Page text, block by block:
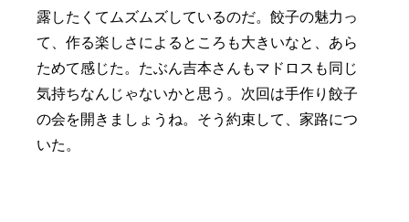
露したくてムズムズしているのだ。餃子の魅力っ
て、作る楽しさによるところも大きいなと、あら
ためて感じた。たぶん吉本さんもマドロスも同じ
気持ちなんじゃないかと思う。次回は手作り餃子
の会を開きましょうね。そう約束して、家路につ
いた。